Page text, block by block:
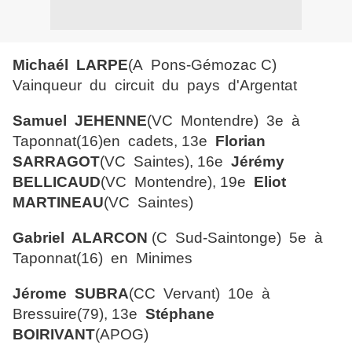
Michaél LARPE(A Pons-Gémozac C)
Vainqueur du circuit du pays d'Argentat
Samuel JEHENNE(VC Montendre) 3e à
Taponnat(16)en cadets, 13e Florian
SARRAGOT(VC Saintes), 16e Jérémy
BELLICAUD(VC Montendre), 19e Eliot
MARTINEAU(VC Saintes)
Gabriel ALARCON (C Sud-Saintonge) 5e à
Taponnat(16) en Minimes
Jérome SUBRA(CC Vervant) 10e à
Bressuire(79), 13e Stéphane
BOIRIVANT(APOG)